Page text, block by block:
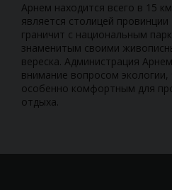
Арнем находится всего в 15
является столицей
граничит с национальным
знаменитым своими
вереска. Администрация
внимание вопросом
особенно комфортным для
отдыха.